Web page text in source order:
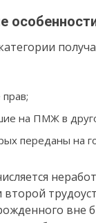
на ПМЖ в
переданы на
вне